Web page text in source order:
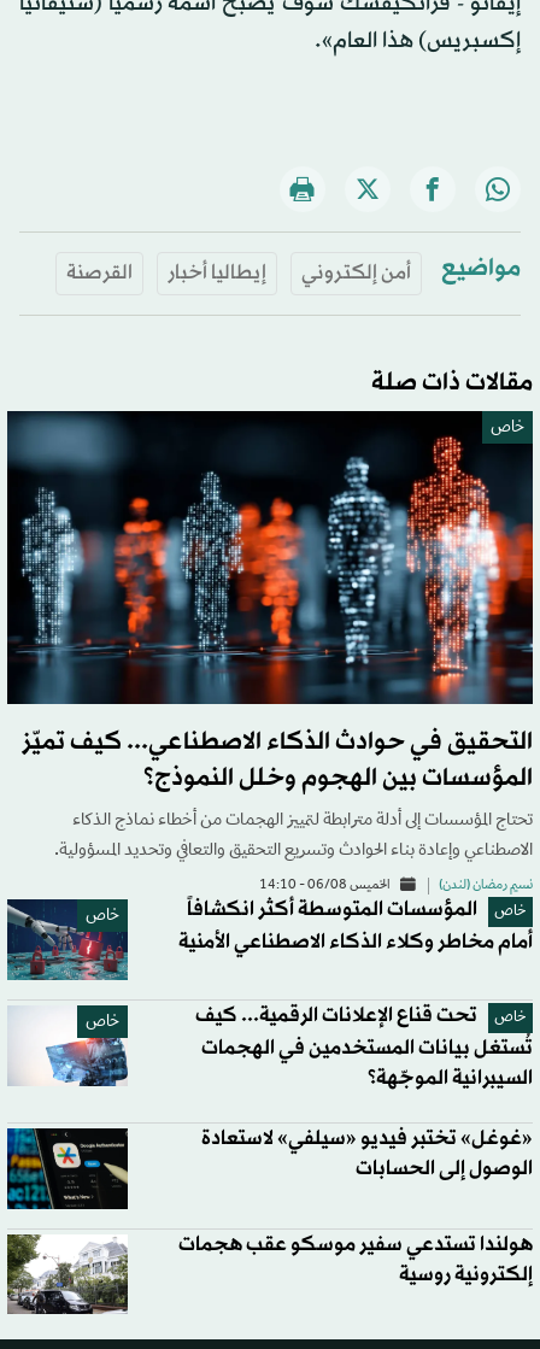
إكسبريس) هذا العام».
مواضيع أمن إلكتروني إيطاليا أخبار القرصنة
مقالات ذات صلة
خاص
التحقيق في حوادث الذكاء الاصطناعي... كيف تميّز
المؤسسات بين الهجوم وخلل النموذج؟
تحتاج المؤسسات إلى أدلة مترابطة لتمييز الهجمات من أخطاء نماذج الذكاء
الاصطناعي وإعادة بناء الحوادث وتسريع التحقيق والتعافي وتحديد المسؤولية.
نسيم رمضان (لندن) الخميس 06/08 - 14:10
خاص خاص
المؤسسات المتوسطة أكثر انكشافاً
أمام مخاطر وكلاء الذكاء الاصطناعي الأمنية
خاص خاص
تحت قناع الإعلانات الرقمية... كيف
تُستغل بيانات المستخدمين في الهجمات
السيبرانية الموجّهة؟
«غوغل» تختبر فيديو «سيلفي» لاستعادة
الوصول إلى الحسابات
هولندا تستدعي سفير موسكو عقب هجمات
إلكترونية روسية